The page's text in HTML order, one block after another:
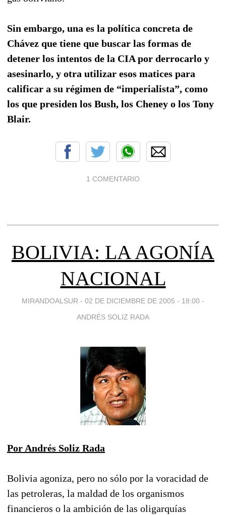
Sin embargo, una es la política concreta de
Chávez que tiene que buscar las formas de
detener los intentos de la CIA por derrocarlo y
asesinarlo, y otra utilizar esos matices para
calificar a su régimen de “imperialista”, como
los que presiden los Bush, los Cheney o los Tony
Blair.
1 COMENTARIO
BOLIVIA: LA AGONÍA
NACIONAL
MIRANDOALSUR - 02 DE DICIEMBRE DE 2005 - 18:00 -
ANDRÉS SOLIZ RADA
Por Andrés Soliz Rada
Bolivia agoniza, pero no sólo por la voracidad de
las petroleras, la maldad de los organismos
financieros o la ambición de las oligarquías